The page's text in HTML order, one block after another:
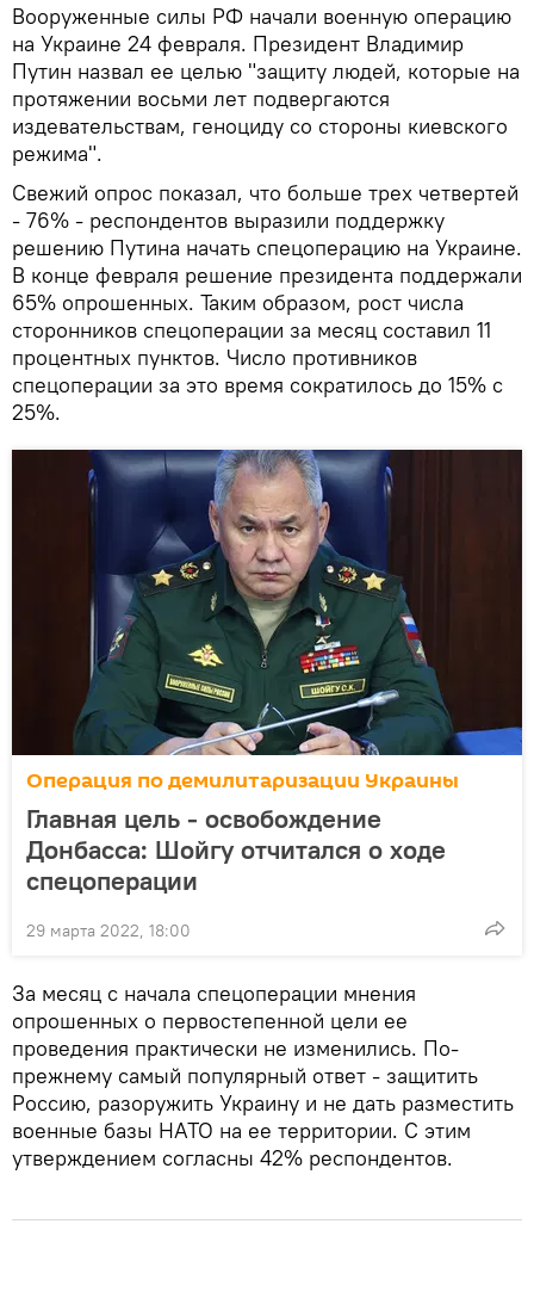
Вооруженные силы РФ начали военную операцию
на Украине 24 февраля. Президент Владимир
Путин назвал ее целью "защиту людей, которые на
протяжении восьми лет подвергаются
издевательствам, геноциду со стороны киевского
режима".
Свежий опрос показал, что больше трех четвертей
- 76% - респондентов выразили поддержку
решению Путина начать спецоперацию на Украине.
В конце февраля решение президента поддержали
65% опрошенных. Таким образом, рост числа
сторонников спецоперации за месяц составил 11
процентных пунктов. Число противников
спецоперации за это время сократилось до 15% с
25%.
Операция по демилитаризации Украины
Главная цель - освобождение
Донбасса: Шойгу отчитался о ходе
спецоперации
29 марта 2022, 18:00
За месяц с начала спецоперации мнения
опрошенных о первостепенной цели ее
проведения практически не изменились. По-
прежнему самый популярный ответ - защитить
Россию, разоружить Украину и не дать разместить
военные базы НАТО на ее территории. С этим
утверждением согласны 42% респондентов.